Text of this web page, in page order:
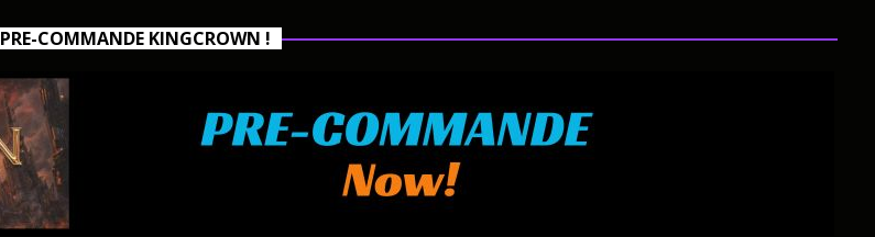
PRE-COMMANDE KINGCROWN !